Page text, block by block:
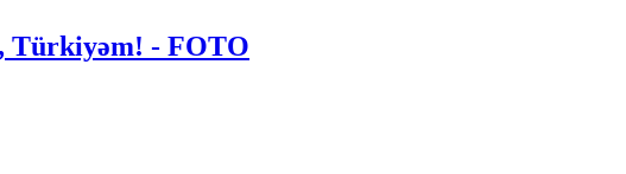
Türkiyəm! - FOTO